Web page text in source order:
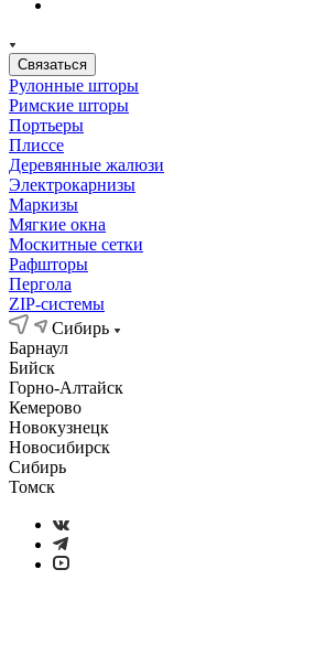
Связаться
Рулонные шторы
Римские шторы
Портьеры
Плиссе
Деревянные жалюзи
Электрокарнизы
Маркизы
Мягкие окна
Москитные сетки
Рафшторы
Пергола
ZIP-системы
Сибирь
Барнаул
Бийск
Горно-Алтайск
Кемерово
Новокузнецк
Новосибирск
Сибирь
Томск